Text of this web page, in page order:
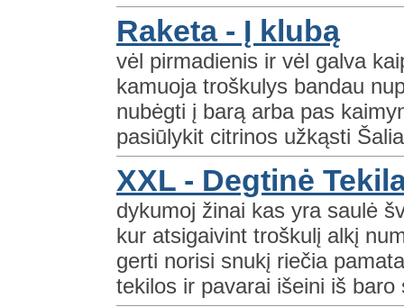
Raketa - Į klubą
vėl pirmadienis ir vėl galva
kamuoja troškulys bandau
nubėgti į barą arba pas
pasiūlykit citrinos užkąsti
XXL - Degtinė
dykumoj žinai kas yra saulė
kur atsigaivint troškulį alkį
gerti norisi snukį riečia
tekilos ir pavarai išeini iš baro